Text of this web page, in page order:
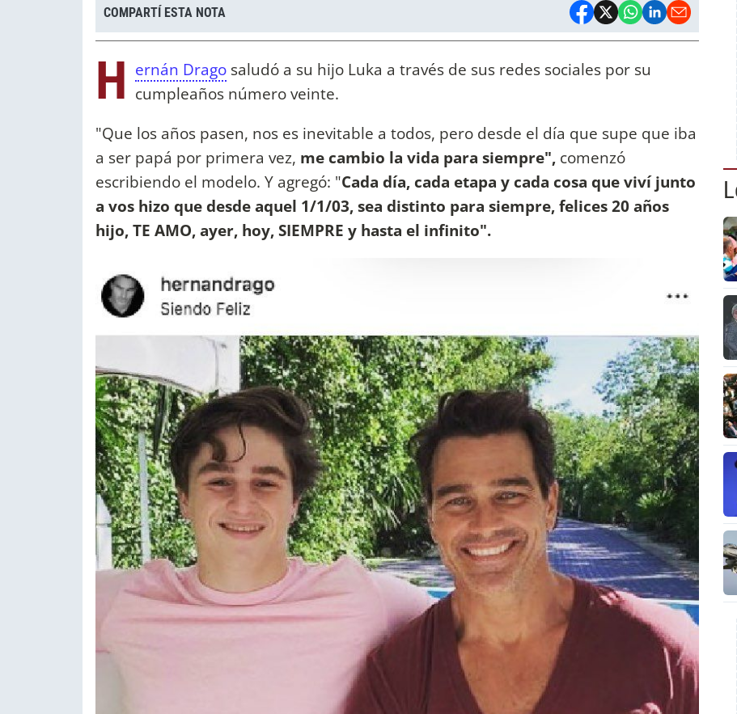
COMPARTÍ ESTA NOTA
H ernán Drago saludó a su hijo Luka a través de sus redes sociales por su
cumpleaños número veinte.
"Que los años pasen, nos es inevitable a todos, pero desde el día que supe que iba
a ser papá por primera vez, me cambio la vida para siempre", comenzó
escribiendo el modelo. Y agregó: "Cada día, cada etapa y cada cosa que viví junto
a vos hizo que desde aquel 1/1/03, sea distinto para siempre, felices 20 años
hijo, TE AMO, ayer, hoy, SIEMPRE y hasta el infinito".